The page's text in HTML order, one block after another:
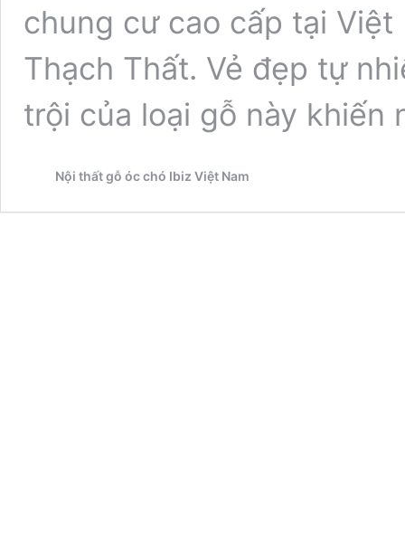
chung cư cao cấp tại
Thạch Thất. Vẻ đẹp tự
trội của loại gỗ này
Nội thất gỗ óc chó Ibiz Việt Nam